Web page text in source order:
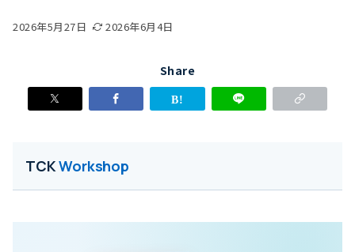
2026年5月27日 2026年6月4日
Share
TCKWorkshop